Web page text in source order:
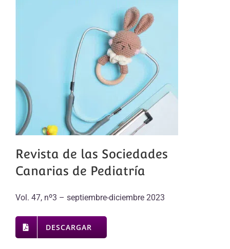
Revista de las Sociedades
Canarias de Pediatría
Vol. 47, nº3 – septiembre-diciembre 2023
DESCARGAR